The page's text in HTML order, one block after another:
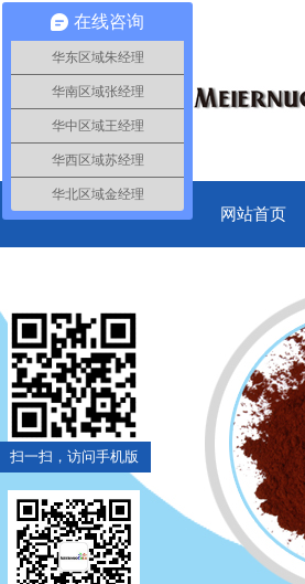
扫一扫，访问手机版
网站首页
在线咨询
华东区域朱经理
华南区域张经理
华中区域王经理
华西区域苏经理
华北区域金经理